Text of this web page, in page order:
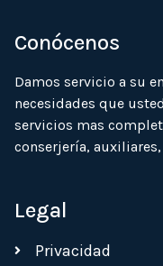
Conócenos
Damos servicio a su
necesidades que
servicios mas
conserjería,
Legal
Privacidad